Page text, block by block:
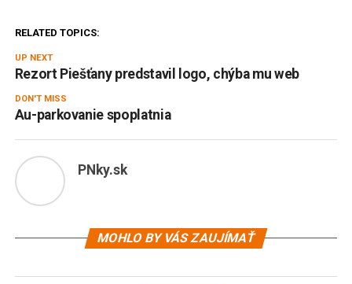
RELATED TOPICS:
UP NEXT
Rezort Piešťany predstavil logo, chýba mu web
DON'T MISS
Au-parkovanie spoplatnia
PNky.sk
MOHLO BY VÁS ZAUJÍMAŤ